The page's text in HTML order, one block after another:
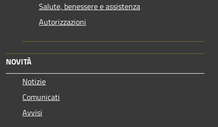
Salute, benessere e assistenza
Autorizzazioni
NOVITÀ
Notizie
Comunicati
Avvisi